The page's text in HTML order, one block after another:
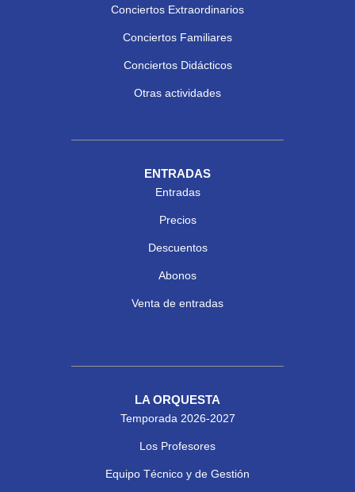
Conciertos Extraordinarios
Conciertos Familiares
Conciertos Didácticos
Otras actividades
ENTRADAS
Entradas
Precios
Descuentos
Abonos
Venta de entradas
LA ORQUESTA
Temporada 2026-2027
Los Profesores
Equipo Técnico y de Gestión